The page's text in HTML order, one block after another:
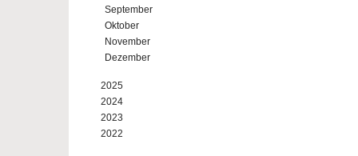
September
Oktober
November
Dezember
2025
2024
2023
2022